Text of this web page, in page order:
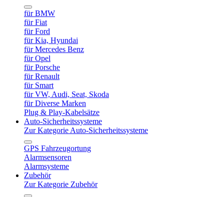
für BMW
für Fiat
für Ford
für Kia, Hyundai
für Mercedes Benz
für Opel
für Porsche
für Renault
für Smart
für VW, Audi, Seat, Skoda
für Diverse Marken
Plug & Play-Kabelsätze
Auto-Sicherheitssysteme
Zur Kategorie Auto-Sicherheitssysteme
GPS Fahrzeugortung
Alarmsensoren
Alarmsysteme
Zubehör
Zur Kategorie Zubehör